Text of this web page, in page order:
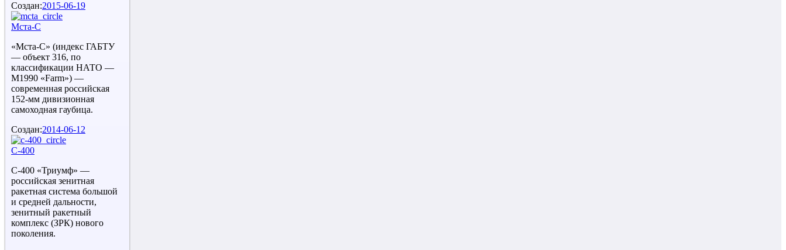
Создан:2015-06-19
Мста-С
«Мста-С» (индекс ГАБТУ
— объект 316, по
классификации НАТО —
M1990 «Farm») —
современная российская
152-мм дивизионная
самоходная гаубица.
Создан:2014-06-12
С-400
С-400 «Триумф» —
российская зенитная
ракетная система большой
и средней дальности,
зенитный ракетный
комплекс (ЗРК) нового
поколения.